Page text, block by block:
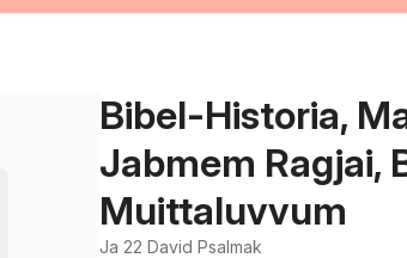
Bibel-Historia,
Jabmem Ragjai,
Muittaluvvum
Ja 22 David Psalmak